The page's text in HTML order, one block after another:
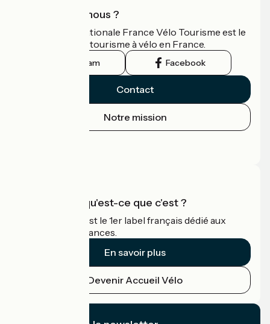
Qui sommes-nous ?
L'association nationale France Vélo Tourisme est le
guide officiel du tourisme à vélo en France.
Instagram Facebook
Contact
Notre mission
Accueil Vélo qu'est-ce que c'est ?
Accueil Vélo c'est le 1er label français dédié aux
cyclistes en vacances.
En savoir plus
Devenir Accueil Vélo